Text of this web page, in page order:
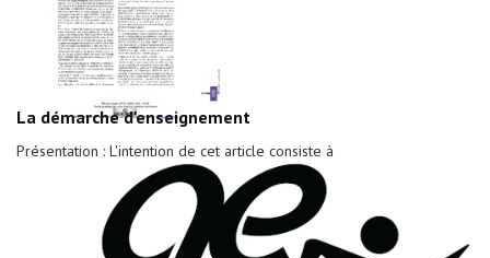
La démarche d'enseignement
Présentation : L'intention de cet article consiste à